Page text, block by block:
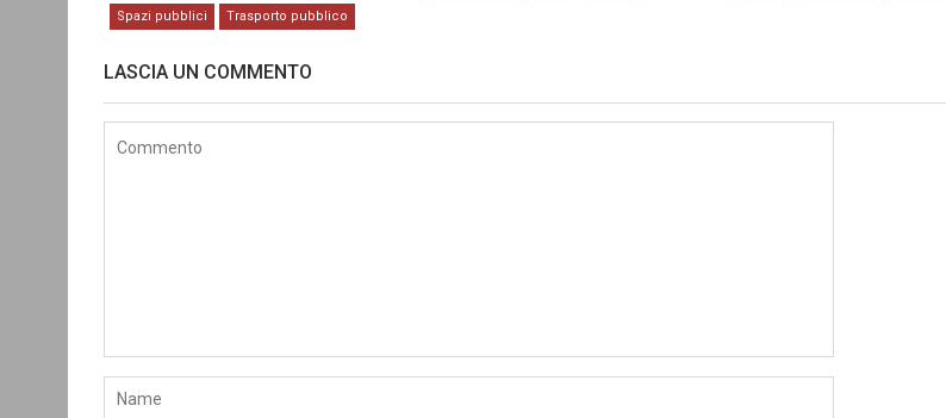
Spazi pubblici Trasporto pubblico
LASCIA UN COMMENTO